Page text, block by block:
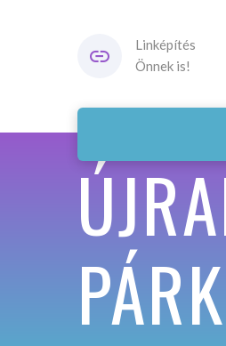
Linképítés
Önnek is!